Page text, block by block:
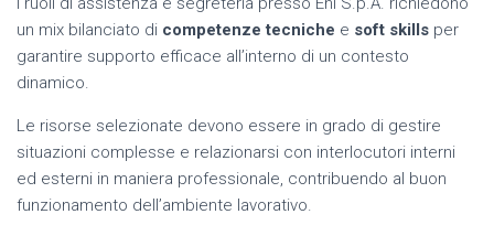
un mix bilanciato di competenze tecniche e soft skills per
garantire supporto efficace all’interno di un contesto
dinamico.
Le risorse selezionate devono essere in grado di gestire
situazioni complesse e relazionarsi con interlocutori interni
ed esterni in maniera professionale, contribuendo al buon
funzionamento dell’ambiente lavorativo.